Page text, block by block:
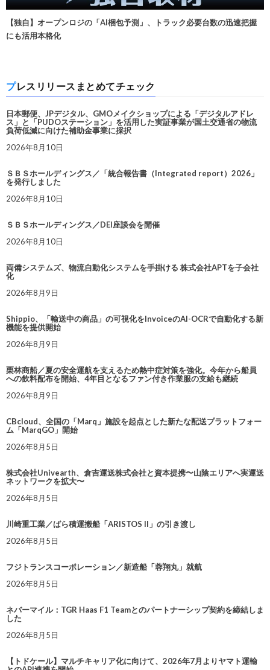
【独自】オープンロジの「AI梱包予測」、トラック必要台数の迅速把握
にも活用本格化
プレスリリースまとめてチェック
日本郵便、JPデジタル、GMOメイクショップによる「デジタルアドレ
ス」と「PUDOステーション」を活用した実証事業が国土交通省の物流
負荷低減に向けた補助金事業に採択
2026年8月10日
ＳＢＳホールディングス／「統合報告書（Integrated report）2026」
を発行しました
2026年8月10日
ＳＢＳホールディングス／DEI座談会を開催
2026年8月10日
両備システムズ、物流自動化システムを手掛ける 株式会社APTを子会社
化
2026年8月9日
Shippio、「輸送中の商品」の可視化をInvoiceのAI-OCRで自動化する新
機能を提供開始
2026年8月9日
栗林商船／夏の安全運航を支えるため熱中症対策を強化。今年から船員
への飲料配布を開始、4年目となるファン付き作業服の支給も継続
2026年8月9日
CBcloud、全国の「Marq」施設を起点とした新たな配送プラットフォー
ム「MarqGO」開始
2026年8月5日
株式会社Univearth、倉吉運送株式会社と資本提携〜山陰エリアへ実運送
ネットワークを拡大〜
2026年8月5日
川崎重工業／ばら積運搬船「ARISTOS II」の引き渡し
2026年8月5日
フジトランスコーポレーション／新造船「蓉翔丸」就航
2026年8月5日
ネバーマイル：TGR Haas F1 Teamとのパートナーシップ契約を締結しま
した
2026年8月5日
【トドケール】マルチキャリア化に向けて、2026年7月よりヤマト運輸